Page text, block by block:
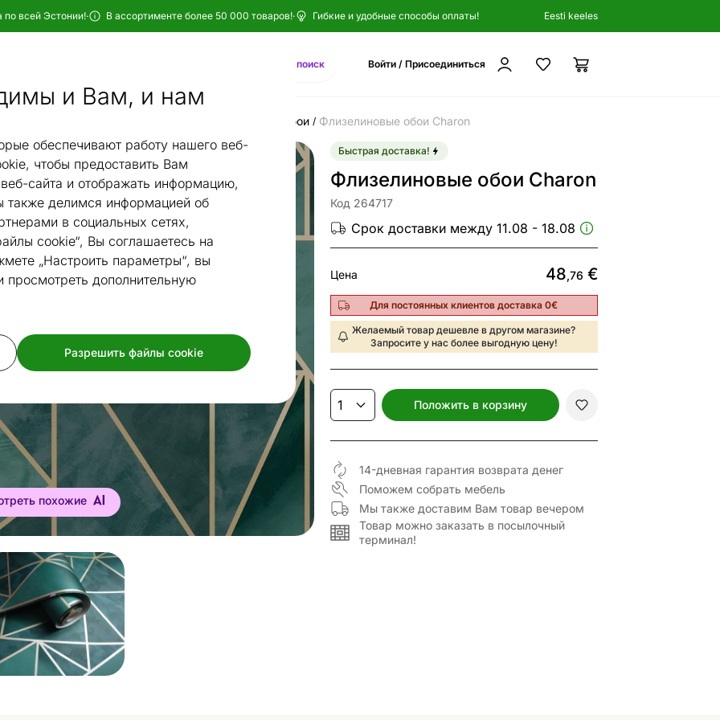
и Вам, и нам
обеспечивают работу нашего веб-
чтобы предоставить Вам
сайта и отображать информацию,
делимся информацией об
в социальных сетях,
cookie“, Вы соглашаетесь на
„Настроить параметры“, вы
дополнительную
Разрешить файлы cookie
по всей Эстонии!· В ассортименте более 50 000 товаров!· Гибкие и удобные способы оплаты! Eesti keeles
AI-поиск Войти / Присоединиться
Обои / Флизелиновые обои Charon
похожие
Быстрая доставка!
Флизелиновые обои Charon
Код 264717
Срок доставки между 11.08 - 18.08
Цена 48,76 €
Для постоянных клиентов доставка 0€
Желаемый товар дешевле в другом магазине?
Запросите у нас более выгодную цену!
Положить в корзину
14-дневная гарантия возврата денег
Поможем собрать мебель
Мы также доставим Вам товар вечером
Товар можно заказать в посылочный
терминал!